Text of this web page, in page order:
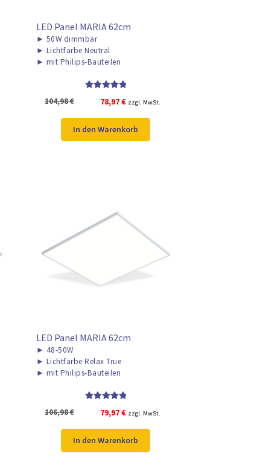
LED Panel MARIA 62cm
► 50W dimmbar
► Lichtfarbe Neutral
► mit Philips-Bauteilen
5.00von 5
104,98€
Ursprünglicher
war:
104,98 €
78,97€Aktueller
ist:
78,97 €.
zzgl. MwSt.
In den Warenkorb
LED Panel MARIA 62cm
► 48-50W
► Lichtfarbe Relax True
► mit Philips-Bauteilen
5.00von 5
106,98€
Ursprünglicher
war:
106,98 €
79,97€Aktueller
ist:
79,97 €.
zzgl. MwSt.
In den Warenkorb